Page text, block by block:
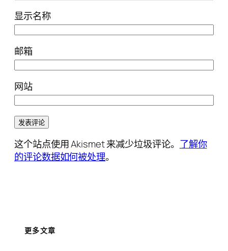
显示名称
邮箱
网站
这个站点使用 Akismet 来减少垃圾评论。 了解你
的评论数据如何被处理。
更多文章